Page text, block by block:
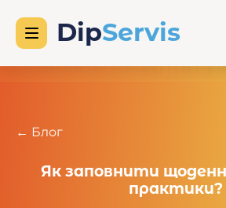
← Блог
Як заповнити
практики?